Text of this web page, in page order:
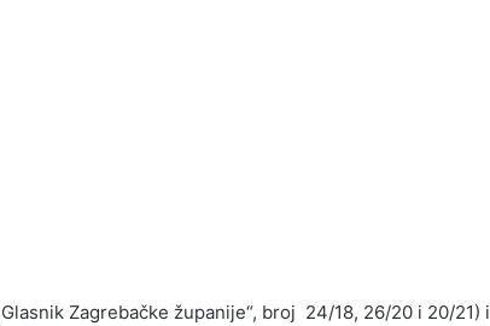
Zagrebačke županije“, broj 24/18, 26/20 i 20/21) i